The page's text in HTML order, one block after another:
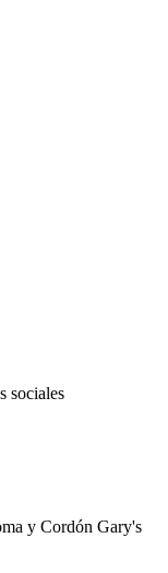
sociales
y Cordón Gary's